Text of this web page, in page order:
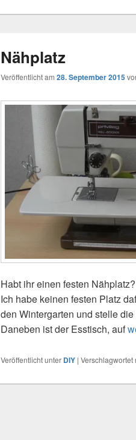
Nähplatz
Veröffentlicht am 28. September 2015
Habt ihr einen festen
Ich habe keinen festen Platz
den Wintergarten und stelle
Daneben ist der Esstisch, auf
Veröffentlicht unter DIY | Verschlagwortet